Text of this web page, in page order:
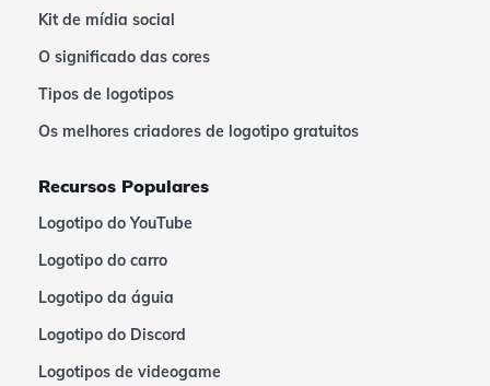
Kit de mídia social
O significado das cores
Tipos de logotipos
Os melhores criadores de logotipo gratuitos
Recursos Populares
Logotipo do YouTube
Logotipo do carro
Logotipo da águia
Logotipo do Discord
Logotipos de videogame